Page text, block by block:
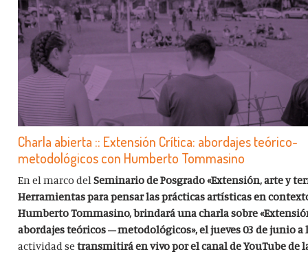
Charla abierta :: Extensión Crítica: abordajes teórico-
metodológicos con Humberto Tommasino
En el marco delSeminario de Posgrado «Extensión, arte y
Herramientas para pensar las prácticas artísticas en
Humberto Tommasino, brindará una charla sobre
abordajes teóricos – metodológicos», eljueves 03 de junio a
actividad setransmitirá en vivo por el canal de YouTube de